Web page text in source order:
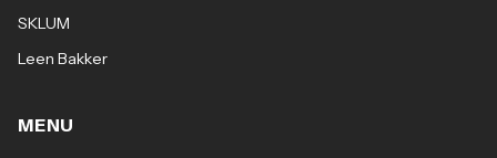
SKLUM
Leen Bakker
MENU